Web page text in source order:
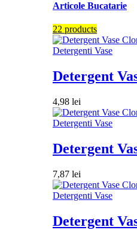
Articole Bucatarie
22 products
Detergenti Vase
Detergent
4,98 lei
Detergenti Vase
Detergent
7,87 lei
Detergenti Vase
Detergent